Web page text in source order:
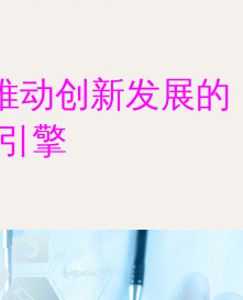
动创新发展的
擎